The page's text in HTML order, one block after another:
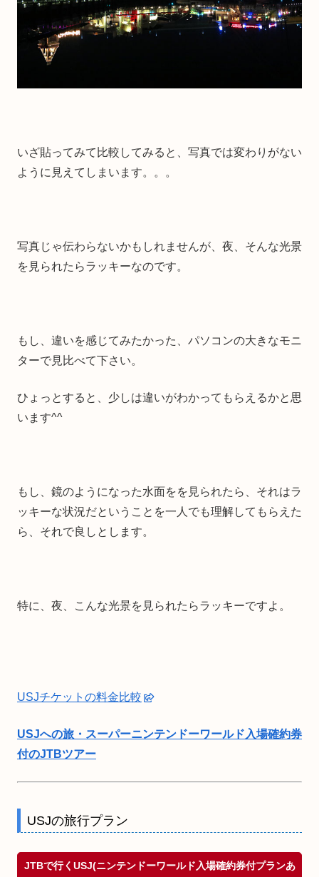
いざ貼ってみて比較してみると、写真では変わりがない
ように見えてしまいます。。。
写真じゃ伝わらないかもしれませんが、夜、そんな光景
を見られたらラッキーなのです。
もし、違いを感じてみたかった、パソコンの大きなモニ
ターで見比べて下さい。
ひょっとすると、少しは違いがわかってもらえるかと思
います^^
もし、鏡のようになった水面をを見られたら、それはラ
ッキーな状況だということを一人でも理解してもらえた
ら、それで良しとします。
特に、夜、こんな光景を見られたらラッキーですよ。
USJチケットの料金比較
USJへの旅・スーパーニンテンドーワールド入場確約券
付のJTBツアー
USJの旅行プラン
JTBで行くUSJ(ニンテンドーワールド入場確約券付プランあ